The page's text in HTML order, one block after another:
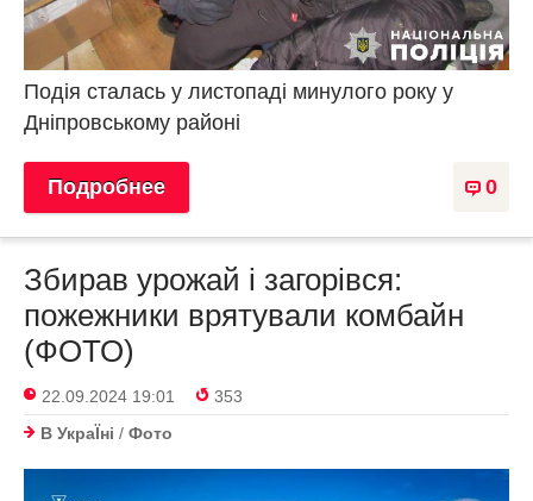
Подія сталась у листопаді минулого року у
Дніпровському районі
0
Подробнее
Збирав урожай і загорівся:
пожежники врятували комбайн
(ФОТО)
22.09.2024 19:01
353
В УкраЇнi / Фото